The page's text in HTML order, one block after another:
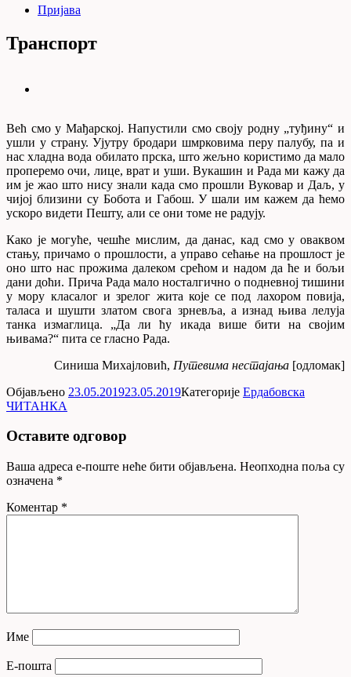
Пријава
Транспорт
Већ смо у Мађарској. Напустили смо своју родну „туђину“ и
ушли у страну. Ујутру бродари шмрковима перу палубу, па и
нас хладна вода обилато прска, што жељно користимо да мало
проперемо очи, лице, врат и уши. Вукашин и Рада ми кажу да
им је жао што нису знали када смо прошли Вуковар и Даљ, у
чијој близини су Бобота и Габош. У шали им кажем да ћемо
ускоро видети Пешту, али се они томе не радују.
Како је могуће, чешће мислим, да данас, кад смо у оваквом
стању, причамо о прошлости, а управо сећање на прошлост је
оно што нас прожима далеком срећом и надом да ће и бољи
дани доћи. Прича Рада мало носталгично о подневној тишини
у мору класалог и зрелог жита које се под лахором повија,
таласа и шушти златом свога зрневља, а изнад њива лелуја
танка измаглица. „Да ли ћу икада више бити на својим
њивама?“ пита се гласно Рада.
Синиша Михајловић, Путевима нестајања [одломак]
Објављено 23.05.201923.05.2019Категорије Ердабовска
ЧИТАНКА
Оставите одговор
Ваша адреса е-поште неће бити објављена. Неопходна поља су
означена *
Коментар *
Име
Е-пошта